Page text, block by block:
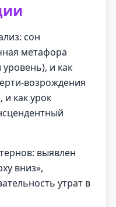
сон
метафора
и как
возрождения
и как урок
выявлен
вниз»,
утрат в